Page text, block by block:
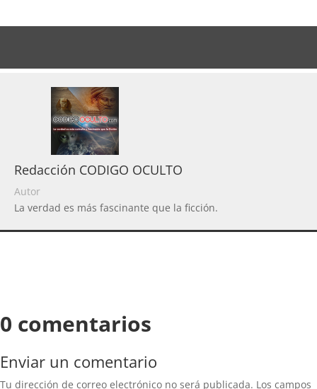
Redacción CODIGO OCULTO
Autor
La verdad es más fascinante que la ficción.
0 comentarios
Enviar un comentario
Tu dirección de correo electrónico no será publicada. Los campos